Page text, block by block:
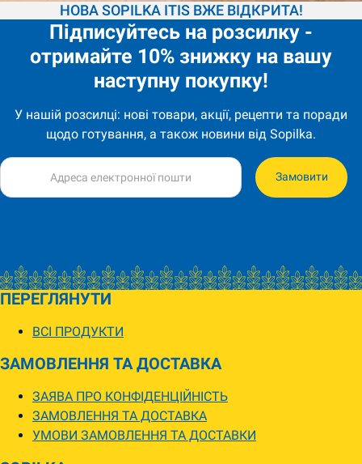
НОВА SOPILKA ITIS ВЖЕ ВІДКРИТА!
Підписуйтесь на розсилку -
отримайте 10% знижку на вашу
наступну покупку!
У нашій розсилці: нові товари, акції, рецепти та поради
щодо готування, а також новини від Sopilka.
Замовити
ПЕРЕГЛЯНУТИ
ВСІ ПРОДУКТИ
ЗАМОВЛЕННЯ ТА ДОСТАВКА
ЗАЯВА ПРО КОНФІДЕНЦІЙНІСТЬ
ЗАМОВЛЕННЯ ТА ДОСТАВКА
УМОВИ ЗАМОВЛЕННЯ ТА ДОСТАВКИ